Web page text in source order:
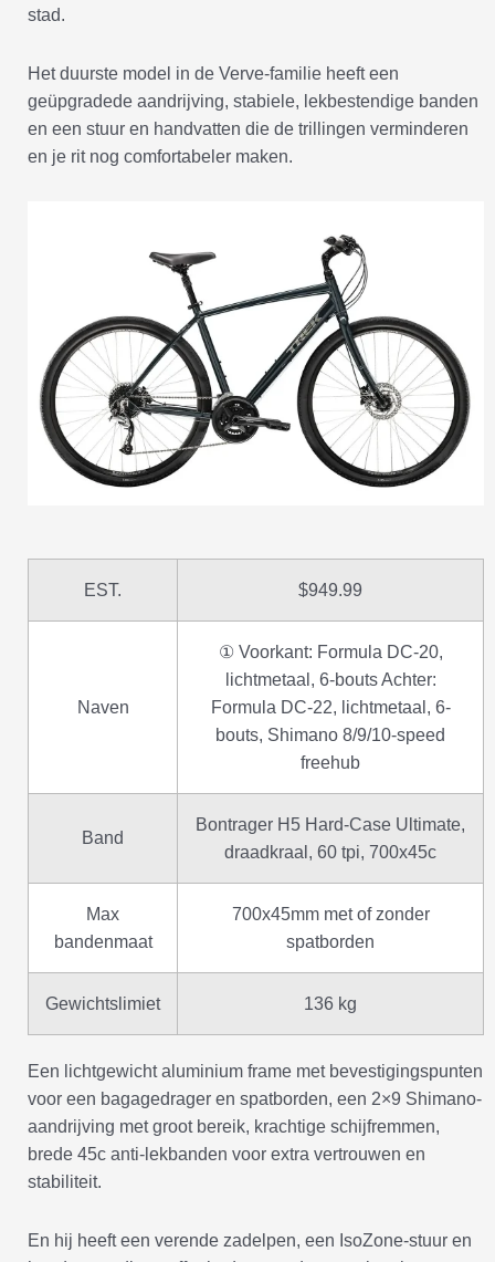
stad.
Het duurste model in de Verve-familie heeft een
geüpgradede aandrijving, stabiele, lekbestendige banden
en een stuur en handvatten die de trillingen verminderen
en je rit nog comfortabeler maken.
EST. $949.99
Naven
① Voorkant: Formula DC-20,
lichtmetaal, 6-bouts Achter:
Formula DC-22, lichtmetaal, 6-
bouts, Shimano 8/9/10-speed
freehub
Band
Bontrager H5 Hard-Case Ultimate,
draadkraal, 60 tpi, 700x45c
Max
bandenmaat
700x45mm met of zonder
spatborden
Gewichtslimiet 136 kg
Een lichtgewicht aluminium frame met bevestigingspunten
voor een bagagedrager en spatborden, een 2×9 Shimano-
aandrijving met groot bereik, krachtige schijfremmen,
brede 45c anti-lekbanden voor extra vertrouwen en
stabiliteit.
En hij heeft een verende zadelpen, een IsoZone-stuur en